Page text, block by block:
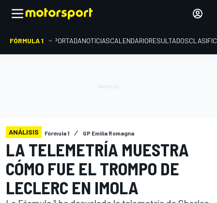
FÓRMULA 1 PORTADANOTICIASCALENDARIORESULTADOS
ANÁLISIS Fórmula 1 GP Emilia Romagna
LA TELEMETRÍA MUESTRA
CÓMO FUE EL TROMPO DE
LECLERC EN IMOLA